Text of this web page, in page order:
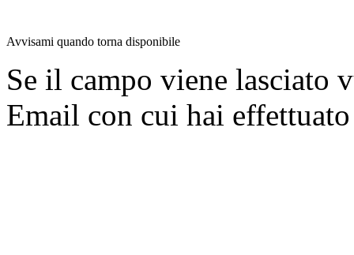
Avvisami quando torna disponibile
Se il campo viene lasciato
Email con cui hai